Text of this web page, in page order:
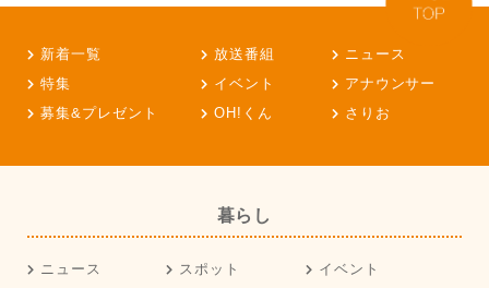
新着一覧 放送番組
ニュース
特集
イベント
アナウンサー
募集&プレゼント
OH!くん さりお
暮らし
ニュース スポット
イベント